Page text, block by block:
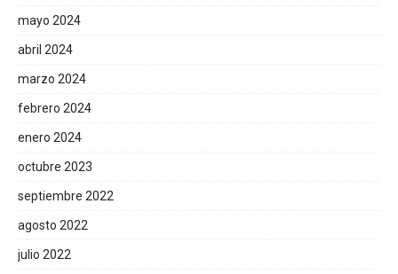
mayo 2024
abril 2024
marzo 2024
febrero 2024
enero 2024
octubre 2023
septiembre 2022
agosto 2022
julio 2022